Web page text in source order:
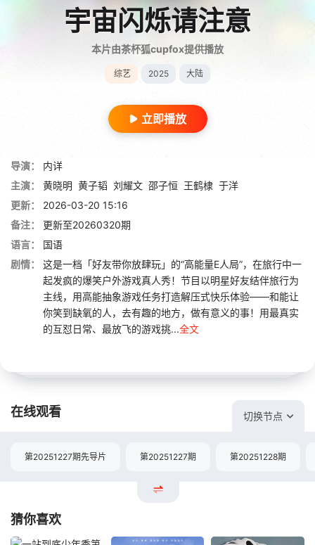
宇宙闪烁请注意
本片由茶杯狐cupfox提供播放
综艺 2025 大陆
立即播放
导演：
内详
主演：
黄晓明 黄子韬 刘耀文 邵子恒 王鹤棣 于洋
更新：
2026-03-20 15:16
备注：
更新至20260320期
语言：
国语
剧情：
这是一档「好友带你放肆玩」的“高能量E人局”，在旅行中一
起发疯的爆笑户外游戏真人秀！节目以明星好友结伴旅行为
主线，用高能抽象游戏任务打造解压式快乐体验——和能让
你笑到缺氧的人，去有趣的地方，做有意义的事！用最真实
的互怼日常、最放飞的游戏挑...全文
在线观看 切换节点
第20251227期先导片 第20251227期 第20251228期
猜你喜欢